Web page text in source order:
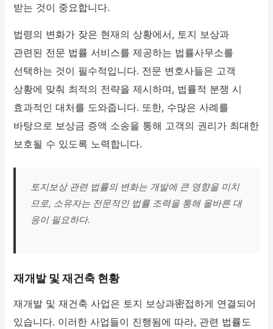
받는 것이 중요합니다.
법령의 변화가 잦은 현재의 상황에서, 토지 보상과
관련된 전문 법률 서비스를 제공하는 법률사무소를
선택하는 것이 필수적입니다. 전문 변호사들은 고객
상황에 맞춰 최적의 전략을 제시하며, 법률적 분쟁 시
효과적인 대처를 도와줍니다. 또한, 수많은 사례를
바탕으로 보상금 증액 소송을 통해 고객의 권리가 최대한
보호될 수 있도록 노력합니다.
토지보상 관련 법률의 변화는 개발에 큰 영향을 미치
므로, 소유자는 전문적인 법률 조력을 통해 올바른 대
응이 필요하다.
재개발 및 재건축 현황
재개발 및 재건축 사업은 토지 보상과密접하게 연결되어
있습니다. 이러한 사업들이 진행됨에 따라, 관련 법률도